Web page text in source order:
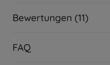
Bewertungen (11)
FAQ